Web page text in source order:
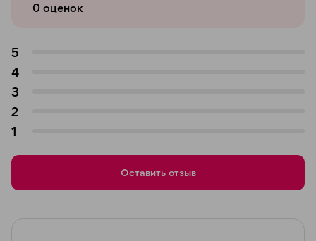
0 оценок
5
4
3
2
1
Оставить отзыв